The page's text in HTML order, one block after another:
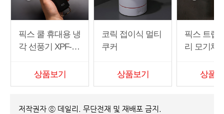
픽스 쿨 휴대용 냉
각 선풍기 XPF-50
상품보기
코릭 접이식 멀티
쿠커
상품보기
픽스 트랩
리 모기채
상품
저작권자 ⓒ 데일리. 무단전재 및 재배포 금지.